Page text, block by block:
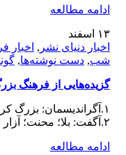
ادامه مطالعه
۱۳
اسفند
اخبار دنیای نشر , اخبار
شب, دست نوشته‌ها,
️گزیده‌هایی از فرهنگ
۱.آگراندیسمان: بزرگ
۲.آگفت: بلا؛ محنت؛ آزار ۳.آگنده گوش: ب...
ادامه مطالعه